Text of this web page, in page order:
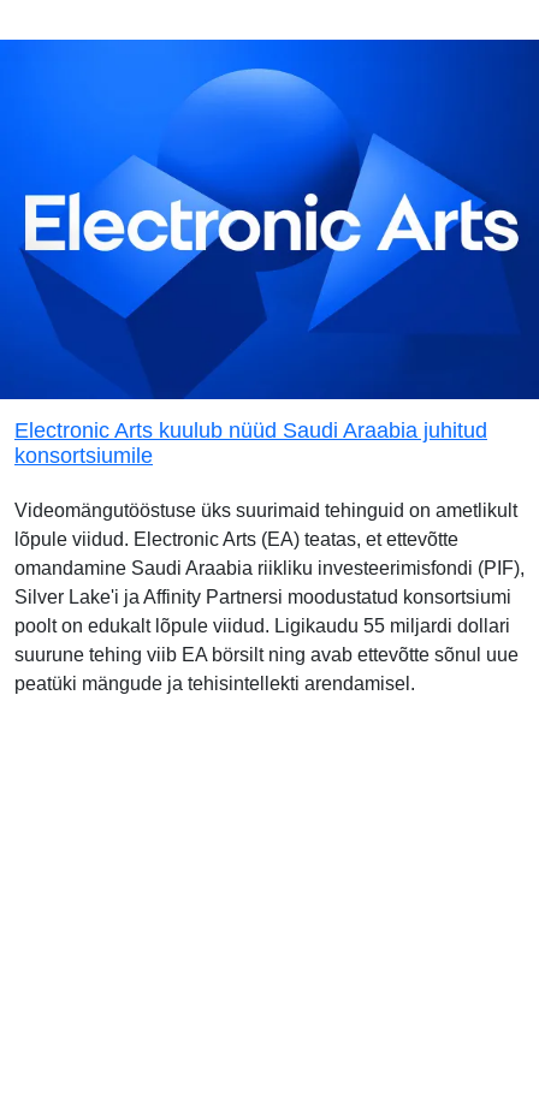
Electronic Arts kuulub nüüd Saudi Araabia juhitud
konsortsiumile
Videomängutööstuse üks suurimaid tehinguid on ametlikult
lõpule viidud. Electronic Arts (EA) teatas, et ettevõtte
omandamine Saudi Araabia riikliku investeerimisfondi (PIF),
Silver Lake'i ja Affinity Partnersi moodustatud konsortsiumi
poolt on edukalt lõpule viidud. Ligikaudu 55 miljardi dollari
suurune tehing viib EA börsilt ning avab ettevõtte sõnul uue
peatüki mängude ja tehisintellekti arendamisel.